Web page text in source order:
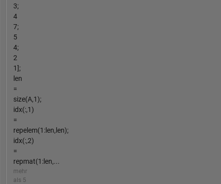
3;
4
7;
5
4;
2
1];
len
=
size(A,1);
idx(:,1)
=
repelem(1:len,len);
idx(:,2)
=
repmat(1:len,...
mehr
als 5